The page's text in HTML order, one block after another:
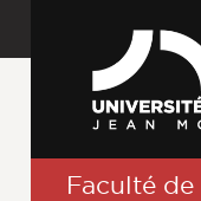
Faculté de